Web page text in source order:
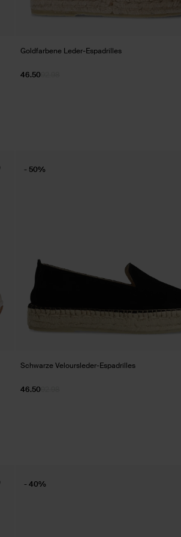
Goldfarbene Leder-Espadrilles
46.50
Schwarze Veloursleder-Espadrilles
46.50
- 50%
- 40%